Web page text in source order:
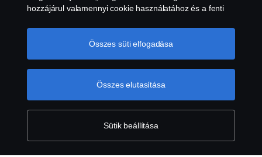
© Copyright Scania 2026. Minden jog fenntartva.
Scania Hungária Kft., 2051 Biatorbágy, Rozália
park 1, Tel: +36 1 308 1190
hozzájárul valamennyi cookie használatához és a fenti
megtudni arról, hogyan használjuk a cookie-kat,
látogasson el cookie-oldalunkra, amelyet a szöveg végén
Önnek lehetősége van az egyes cookie-kal kapcsolatos
beállításokat elvégezni. További információ az
adatvédelemről
Sütik beállítása
Összes elutasítása
Összes süti elfogadása